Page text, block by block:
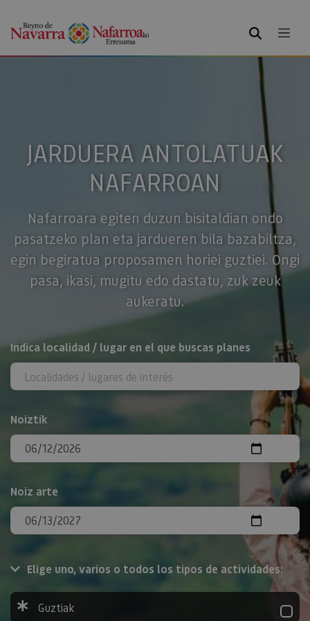
BILATU
JARDUERA ANTOLATUAK
NAFARROAN
Nafarroara egiten duzun bisitaldian ondo
pasatzeko plan eta jardueren bila bazabiltza,
egin begiratua proposamen horiei guztiei. Ongi
pasa, ikasi, mugitu edo dastatu, zuk zeuk
aukeratu.
BILATU
Indica localidad / lugar en el que buscas planes
Noiztik
Noiz arte
Elige uno, varios o todos los tipos de actividades:
Guztiak